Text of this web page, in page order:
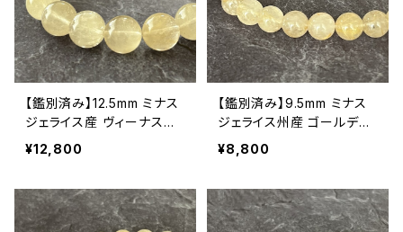
【鑑別済み】12.5mm ミナス
ジェライス産 ヴィーナスヘ
アルチルクォーツ（金針水
晶）ブレスレット【画像現物・
¥12,800
【鑑別済み】9.5mm ミナス
ジェライス州産 ゴールデン
ルチルクォーツ ブレスレット
【画像現物・RT08】
¥8,800